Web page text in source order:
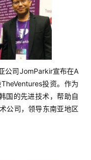
公司JomParkir宣布在A
投资。作为
国的先进技术，帮助自
公司，领导东南亚地区